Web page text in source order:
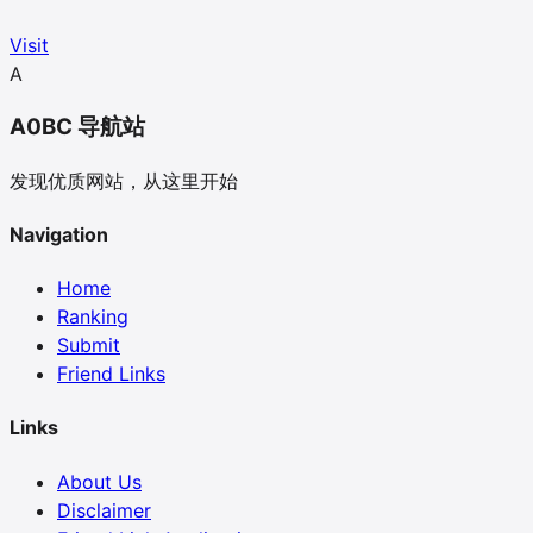
Visit
A
A0BC 导航站
发现优质网站，从这里开始
Navigation
Home
Ranking
Submit
Friend Links
Links
About Us
Disclaimer